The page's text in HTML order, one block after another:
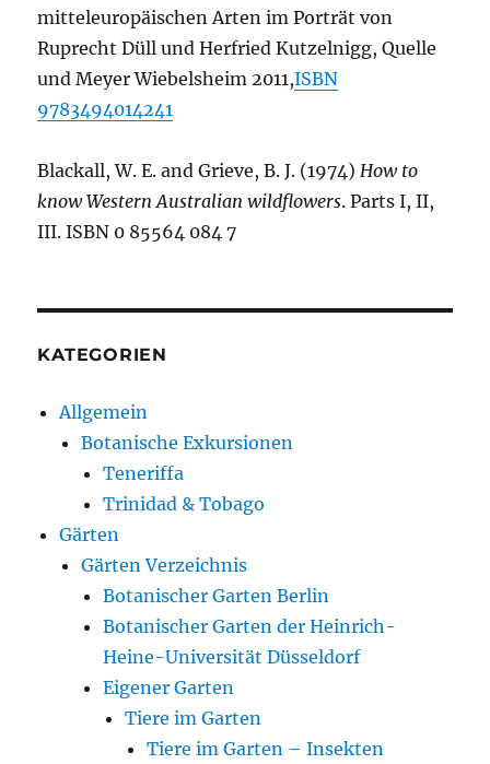
mitteleuropäischen Arten im Porträt von
Ruprecht Düll und Herfried Kutzelnigg, Quelle
und Meyer Wiebelsheim 2011,ISBN
9783494014241
Blackall, W. E. and Grieve, B. J. (1974)How to
know Western Australian wildflowers. Parts I, II,
III. ISBN 0 85564 084 7
KATEGORIEN
Allgemein
Botanische Exkursionen
Teneriffa
Trinidad & Tobago
Gärten
Gärten Verzeichnis
Botanischer Garten Berlin
Botanischer Garten der Heinrich-
Heine-Universität Düsseldorf
Eigener Garten
Tiere im Garten
Tiere im Garten – Insekten